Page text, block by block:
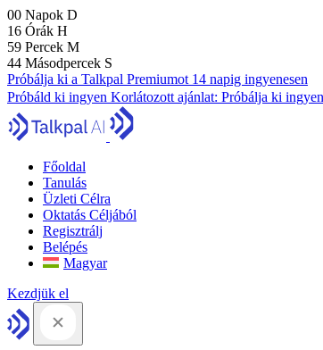
00 Napok D
16 Órák H
59 Percek M
43 Másodpercek S
Próbálja ki a Talkpal Premiumot 14 napig ingyenesen
Próbáld ki ingyen Korlátozott ajánlat: Próbálja ki
Főoldal
Tanulás
Üzleti Célra
Oktatás Céljából
Regisztrálj
Belépés
Magyar
Kezdjük el